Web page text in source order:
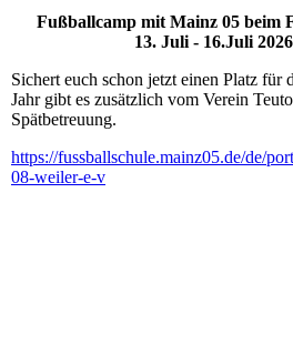
Fußballcamp mit Mainz 05 beim
13. Juli - 16.Juli
Sichert euch schon jetzt einen Platz für
Jahr gibt es zusätzlich vom Verein
Spätbetreuung.
https://fussballschule.mainz05.de/de/
08-weiler-e-v